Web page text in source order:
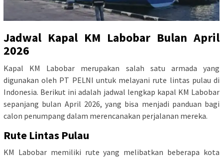
Jadwal Kapal KM Labobar Bulan April
2026
Kapal KM Labobar merupakan salah satu armada yang
digunakan oleh PT PELNI untuk melayani rute lintas pulau di
Indonesia. Berikut ini adalah jadwal lengkap kapal KM Labobar
sepanjang bulan April 2026, yang bisa menjadi panduan bagi
calon penumpang dalam merencanakan perjalanan mereka.
Rute Lintas Pulau
KM Labobar memiliki rute yang melibatkan beberapa kota